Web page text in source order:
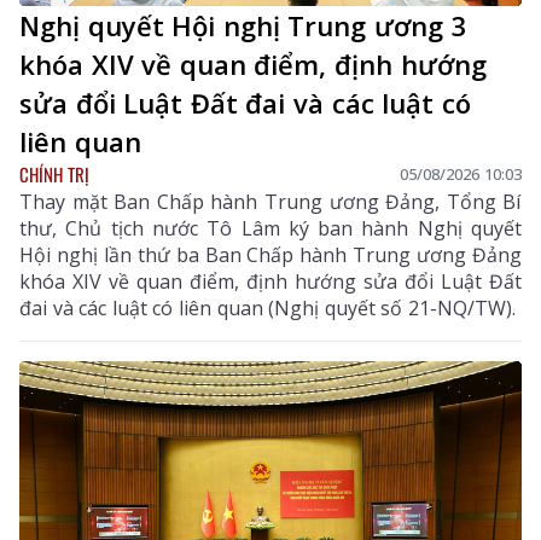
Nghị quyết Hội nghị Trung ương 3
khóa XIV về quan điểm, định hướng
sửa đổi Luật Đất đai và các luật có
liên quan
CHÍNH TRỊ 05/08/2026 10:03
Thay mặt Ban Chấp hành Trung ương Đảng, Tổng Bí
thư, Chủ tịch nước Tô Lâm ký ban hành Nghị quyết
Hội nghị lần thứ ba Ban Chấp hành Trung ương Đảng
khóa XIV về quan điểm, định hướng sửa đổi Luật Đất
đai và các luật có liên quan (Nghị quyết số 21-NQ/TW).